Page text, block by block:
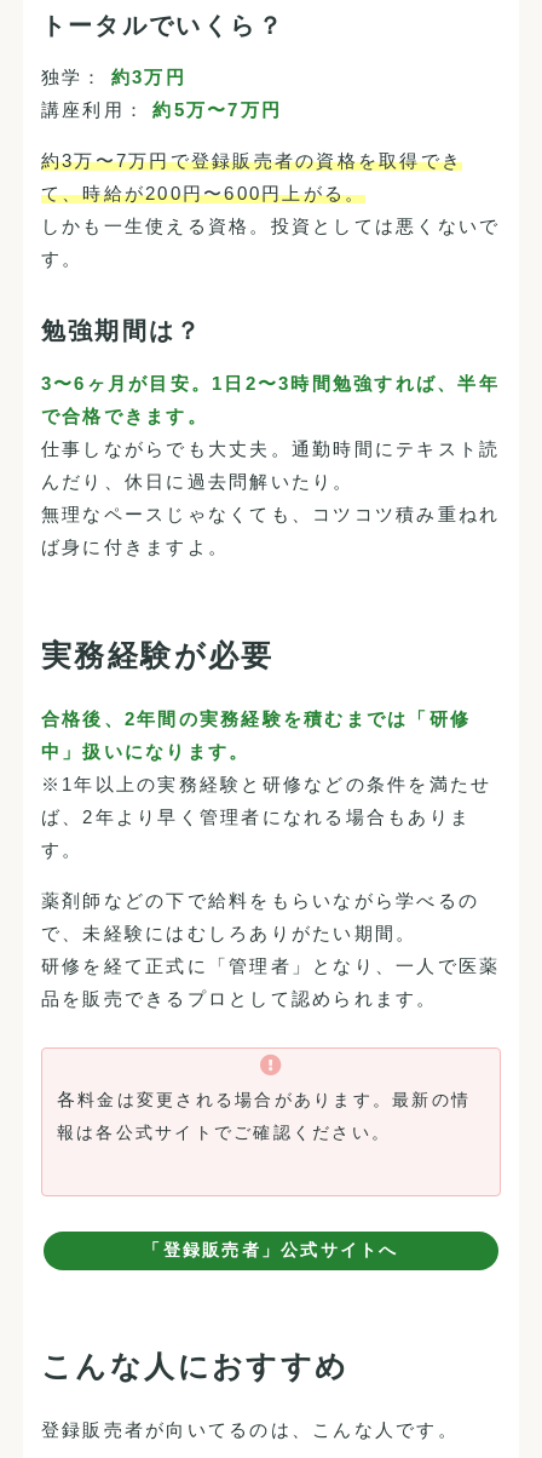
トータルでいくら？
独学： 約3万円
講座利用：約5万〜7万円
約3万〜7万円で登録販売者の資格を取得でき
て、時給が200円〜600円上がる。
しかも一生使える資格。投資としては悪くないで
す。
勉強期間は？
3〜6ヶ月が目安。1日2〜3時間勉強すれば、半年
で合格できます。
仕事しながらでも大丈夫。通勤時間にテキスト読
んだり、休日に過去問解いたり。
無理なペースじゃなくても、コツコツ積み重ねれ
ば身に付きますよ。
実務経験が必要
合格後、2年間の実務経験を積むまでは「研修
中」扱いになります。
※1年以上の実務経験と研修などの条件を満たせ
ば、2年より早く管理者になれる場合もありま
す。
薬剤師などの下で給料をもらいながら学べるの
で、未経験にはむしろありがたい期間。
研修を経て正式に「管理者」となり、一人で医薬
品を販売できるプロとして認められます。
各料金は変更される場合があります。最新の情
報は各公式サイトでご確認ください。
「登録販売者」公式サイトへ
こんな人におすすめ
登録販売者が向いてるのは、こんな人です。